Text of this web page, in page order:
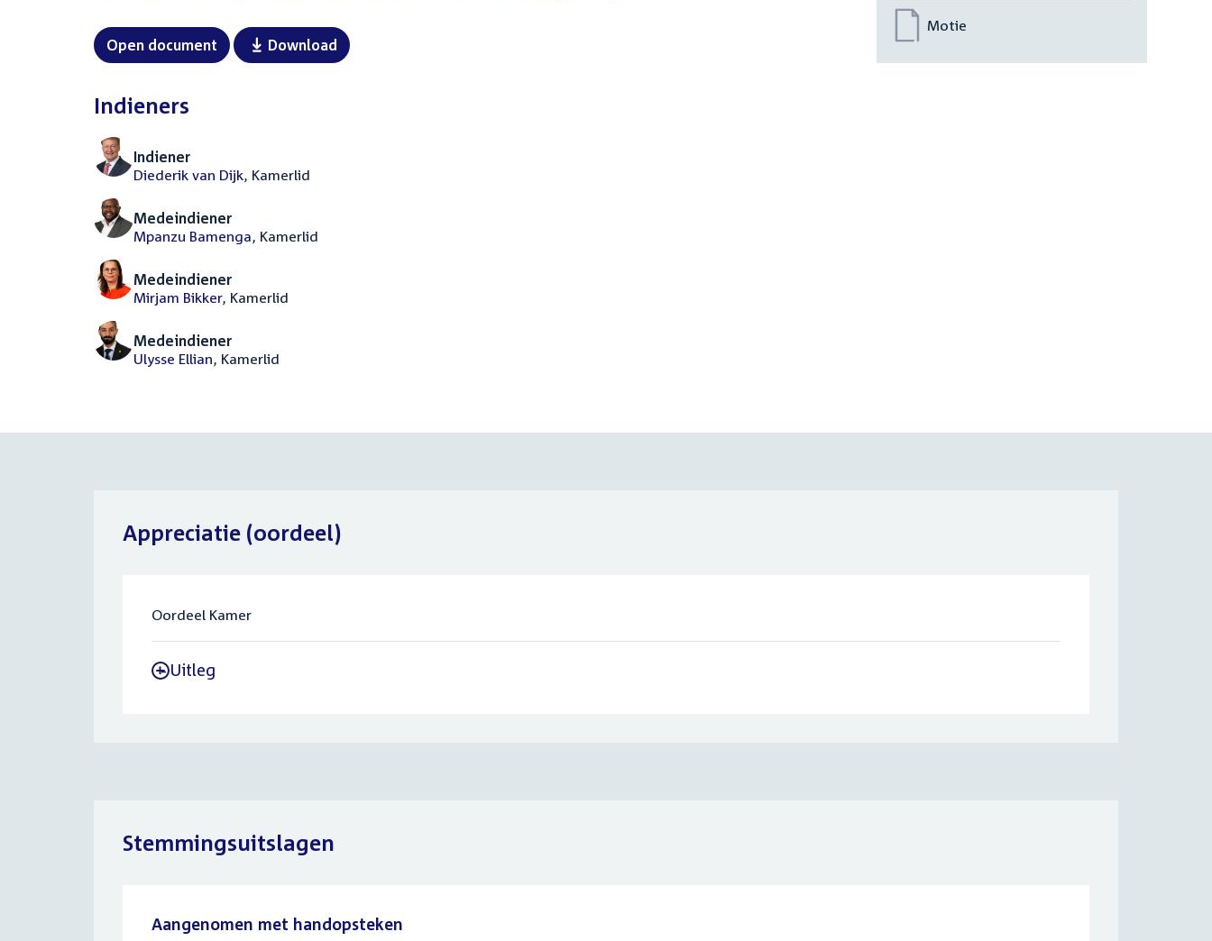
Open document Download
Indieners
Indiener
Diederik van Dijk, Kamerlid
Medeindiener
Mpanzu Bamenga, Kamerlid
Medeindiener
Mirjam Bikker, Kamerlid
Medeindiener
Ulysse Ellian, Kamerlid
Motie
Appreciatie (oordeel)
Oordeel Kamer
- Uitleg
Stemmingsuitslagen
Aangenomen met handopsteken